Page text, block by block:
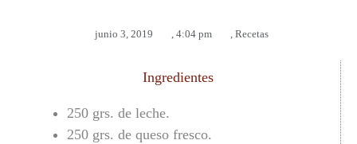
junio 3, 2019 , 4:04 pm , Recetas
Ingredientes
250 grs. de leche.
250 grs. de queso fresco.